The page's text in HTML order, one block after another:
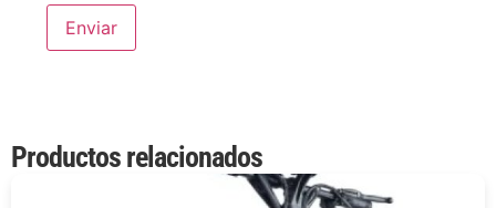
Productos relacionados